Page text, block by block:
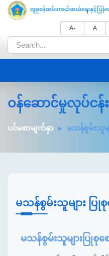
A- A
ဝန်ဆောင်မှုလုပ်ငန်း
ပင်မစာမျက်နှာ မသန်စွမ်းသူမ
မသန်စွမ်းသူများ ပြု
မသန်စွမ်းသူများပြုစု